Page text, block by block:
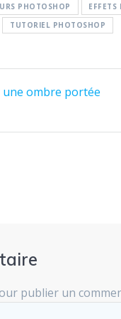
PHOTOSHOP
TUTORIEL PHOTOSHOP
ombre portée
publier un